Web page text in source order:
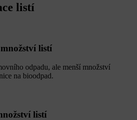
listí
listí
odpadu, ale menší množství
na bioodpad.
listí